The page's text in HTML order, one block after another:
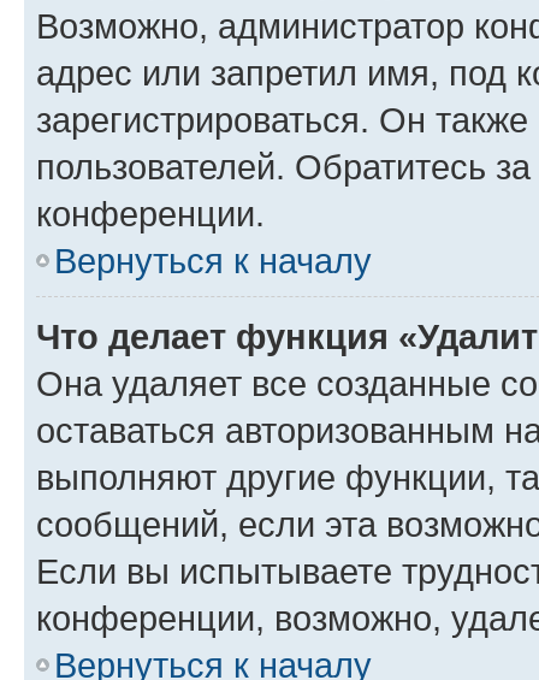
Возможно, администратор
адрес или запретил имя, под
зарегистрироваться. Он
пользователей. Обратитесь
конференции.
Вернуться к началу
Что делает функция
Она удаляет все созданные
оставаться авторизованным
выполняют другие функции,
сообщений, если эта
Если вы испытываете
конференции, возможно,
Вернуться к началу